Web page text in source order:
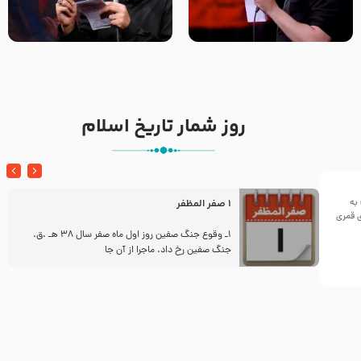
تک ، عبّاس، صاحب دل‌هاست –
حاج حنیف طاهری – عزاداری شب
من غلام نوکراتم من عاشق
کربلاتم – شور زمینه – شب هفتم
سال ۱۴۴۲هجری قمری
روز شمار تاریخ اسلام
1 صفر المظفر
1ـ وقوع جنگ صفین روز اول ماه صفر سال 38 هـ .ق.
جنگ صفین رخ داد. ماجرا از آن جا